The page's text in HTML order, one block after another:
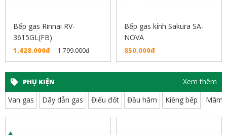
Bếp gas Rinnai RV-
3615GL(FB)
1.428.000đ 1.799.000đ
Bếp gas kính Sakura SA-
NOVA
850.000đ
PHỤ KIỆN
Xem thêm
Van gas
Dây dẫn gas Điếu đốt Đầu hâm Kiềng bếp Mâm